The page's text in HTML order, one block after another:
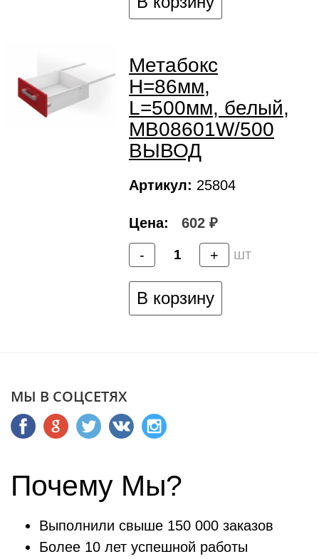
Метабокс
H=86мм,
L=500мм, белый,
MB08601W/500
ВЫВОД
Артикул: 25804
Цена: 602 ₽
- + шт
В корзину
МЫ В СОЦСЕТЯХ
Почему Мы?
Выполнили свыше 150 000 заказов
Более 10 лет успешной работы